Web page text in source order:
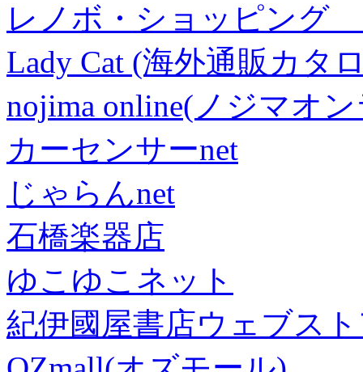
レノボ・ショッピング
Lady Cat (海外通販カタ
nojima online(ノジマオ
カーセンサーnet
じゃらんnet
石橋楽器店
ゆこゆこネット
紀伊國屋書店ウェブス